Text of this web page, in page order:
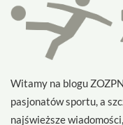
Witamy na blogu
pasjonatów sportu, a
najświeższe